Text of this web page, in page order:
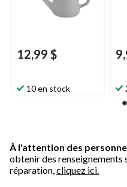
12,99 $
10 en stock
À l'attention des
obtenir des renseignements
réparation, cliquez ici.